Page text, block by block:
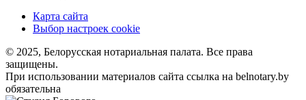
Карта сайта
Выбор настроек cookie
© 2025, Белорусская нотариальная палата. Все права
защищены.
При использовании материалов сайта ссылка на belnotary.by
обязательна